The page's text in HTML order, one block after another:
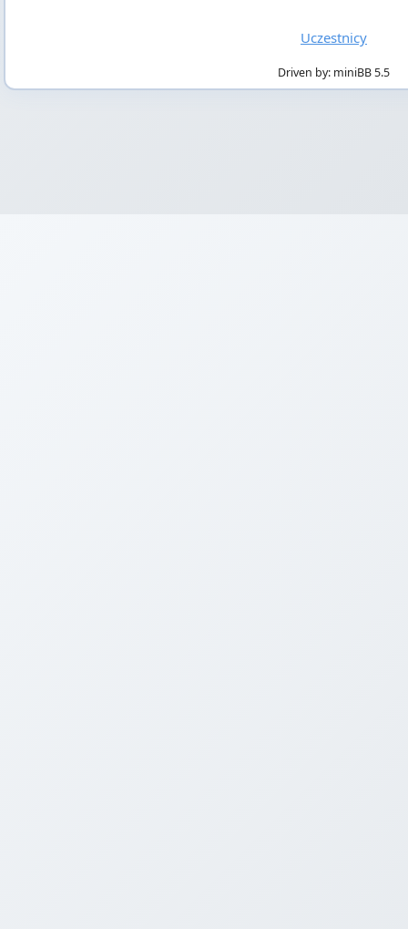
Uczestnicy
Driven by: miniBB 5.5